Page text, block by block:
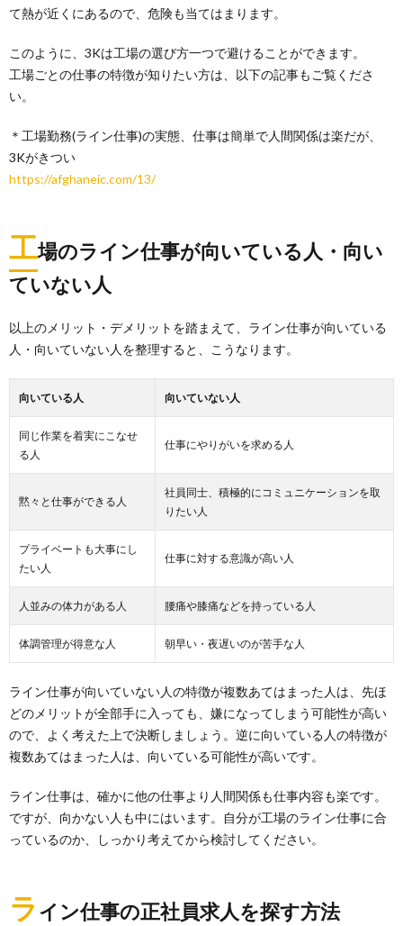
て熱が近くにあるので、危険も当てはまります。
このように、3Kは工場の選び方一つで避けることができます。
工場ごとの仕事の特徴が知りたい方は、以下の記事もご覧くださ
い。
＊工場勤務(ライン仕事)の実態、仕事は簡単で人間関係は楽だが、
3Kがきつい
https://afghaneic.com/13/
工場のライン仕事が向いている人・向い
ていない人
以上のメリット・デメリットを踏まえて、ライン仕事が向いている
人・向いていない人を整理すると、こうなります。
向いている人 向いていない人
同じ作業を着実にこなせ
る人
仕事にやりがいを求める人
黙々と仕事ができる人
社員同士、積極的にコミュニケーションを取
りたい人
プライベートも大事にし
たい人
仕事に対する意識が高い人
人並みの体力がある人 腰痛や膝痛などを持っている人
体調管理が得意な人 朝早い・夜遅いのが苦手な人
ライン仕事が向いていない人の特徴が複数あてはまった人は、先ほ
どのメリットが全部手に入っても、嫌になってしまう可能性が高い
ので、よく考えた上で決断しましょう。逆に向いている人の特徴が
複数あてはまった人は、向いている可能性が高いです。
ライン仕事は、確かに他の仕事より人間関係も仕事内容も楽です。
ですが、向かない人も中にはいます。自分が工場のライン仕事に合
っているのか、しっかり考えてから検討してください。
ライン仕事の正社員求人を探す方法